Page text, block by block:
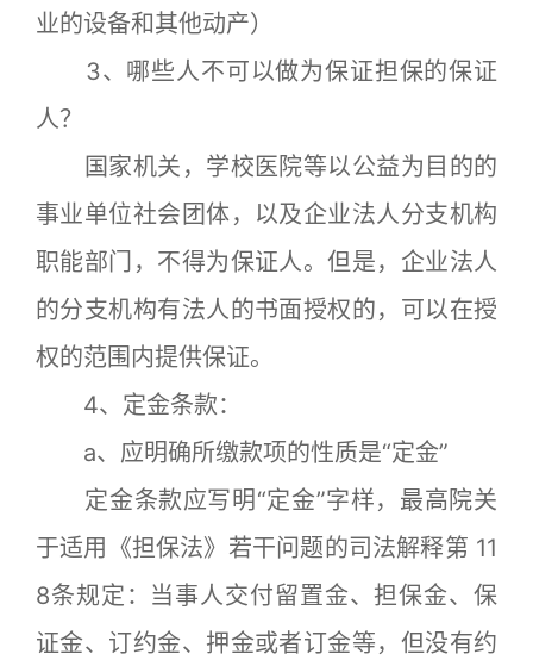
业的设备和其他动产）
3、哪些人不可以做为保证担保的保证
人？
国家机关，学校医院等以公益为目的的
事业单位社会团体，以及企业法人分支机构
职能部门，不得为保证人。但是，企业法人
的分支机构有法人的书面授权的，可以在授
权的范围内提供保证。
4、定金条款：
a、应明确所缴款项的性质是“定金”
定金条款应写明“定金”字样，最高院关
于适用《担保法》若干问题的司法解释第 11
8条规定：当事人交付留置金、担保金、保
证金、订约金、押金或者订金等，但没有约